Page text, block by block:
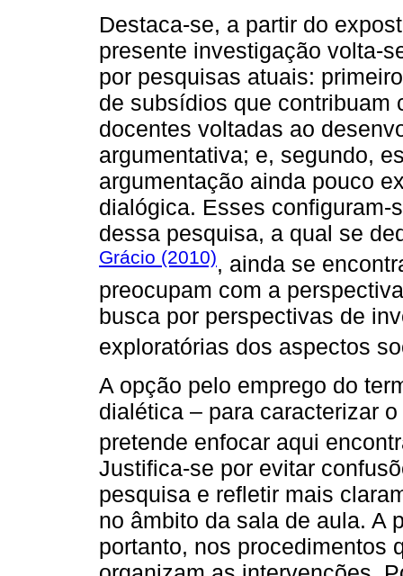
Destaca-se, a partir do
presente investigação volta-
por pesquisas atuais:
de subsídios que contribuam
docentes voltadas ao
argumentativa; e, segundo,
argumentação ainda pouco
dialógica. Esses configuram-
dessa pesquisa, a qual se
Grácio (2010), ainda se
preocupam com a
busca por perspectivas de
exploratórias dos aspectos
A opção pelo emprego do
dialética – para caracterizar
pretende enfocar aqui
Justifica-se por evitar
pesquisa e refletir mais
no âmbito da sala de aula. A
portanto, nos procedimentos